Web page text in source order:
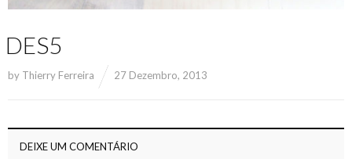
DES5
by Thierry Ferreira 27 Dezembro, 2013
DEIXE UM COMENTÁRIO